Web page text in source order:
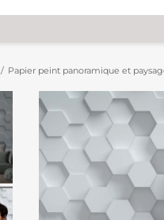
Papier peint panoramique et